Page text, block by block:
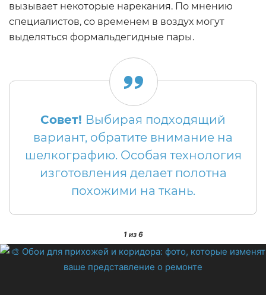
вызывает некоторые нарекания. По мнению
специалистов, со временем в воздух могут
выделяться формальдегидные пары.
Совет! Выбирая подходящий
вариант, обратите внимание на
шелкографию. Особая технология
изготовления делает полотна
похожими на ткань.
1из 6